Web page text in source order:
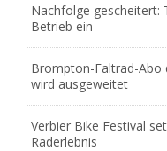
Nachfolge gescheitert:
Betrieb ein
Brompton-Faltrad-Abo
wird ausgeweitet
Verbier Bike Festival
Raderlebnis